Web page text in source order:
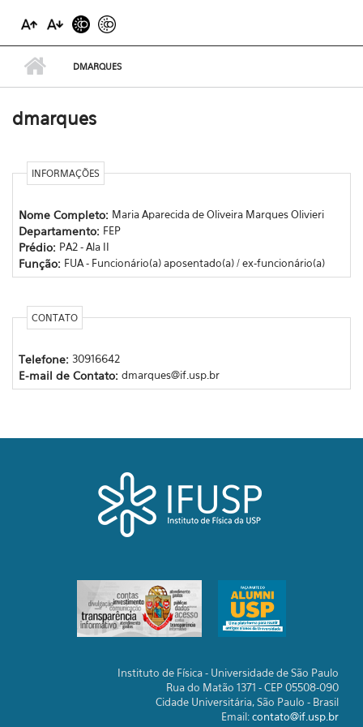
DMARQUES
dmarques
INFORMAÇÕES
Nome Completo: Maria Aparecida de Oliveira Marques Olivieri
Departamento: FEP
Prédio: PA2 - Ala II
Função: FUA - Funcionário(a) aposentado(a) / ex-funcionário(a)
CONTATO
Telefone: 30916642
E-mail de Contato: dmarques@if.usp.br
Instituto de Física - Universidade de São Paulo
Rua do Matão 1371 - CEP 05508-090
Cidade Universitária, São Paulo - Brasil
Email:contato@if.usp.br